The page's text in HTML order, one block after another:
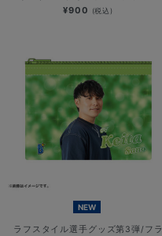
¥900 (税込)
NEW
ラフスタイル選手グッズ第3弾/フラ